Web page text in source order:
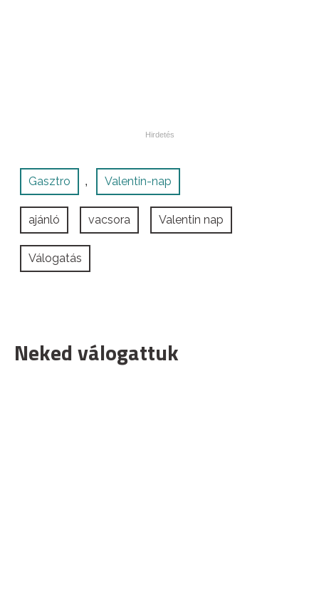
Gasztro , Valentin-nap
ajánló vacsora Valentin nap
Válogatás
Neked válogattuk